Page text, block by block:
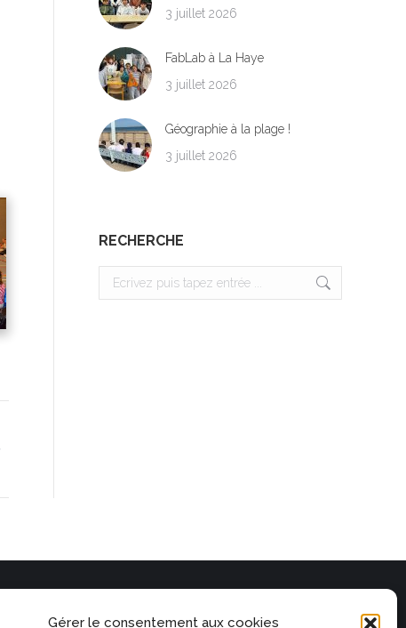
Gérer le consentement aux cookies
3 juillet 2026
FabLab à La Haye
3 juillet 2026
Géographie à la plage !
3 juillet 2026
RECHERCHE
Search: